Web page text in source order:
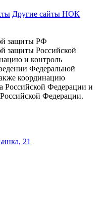
Другие сайты НОК
защиты РФ
защиты Российской
и контроль
Федеральной
координацию
Российской Федерации и
Федерации.
21